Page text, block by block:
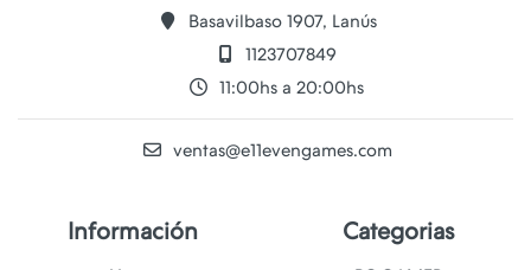
Basavilbaso 1907, Lanús
1123707849
11:00hs a 20:00hs
ventas@e11evengames.com
Información Categorias